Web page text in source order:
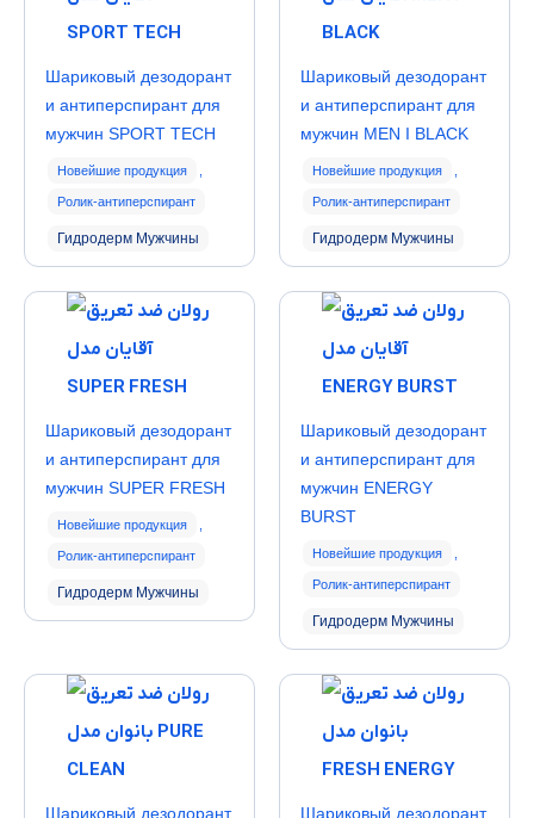
Шариковый дезодорант
и антиперспирант для
мужчин SPORT TECH
Новейшие продукция
Ролик-антиперспирант
Гидродерм Мужчины
Шариковый дезодорант
и антиперспирант для
мужчин MEN I BLACK
Новейшие продукция
Ролик-антиперспирант
Гидродерм Мужчины
Шариковый дезодорант
и антиперспирант для
мужчин SUPER FRESH
Новейшие продукция
Ролик-антиперспирант
Гидродерм Мужчины
Шариковый дезодорант
и антиперспирант для
мужчин ENERGY
BURST
Новейшие продукция
Ролик-антиперспирант
Гидродерм Мужчины
Шариковый дезодорант Шариковый дезодорант